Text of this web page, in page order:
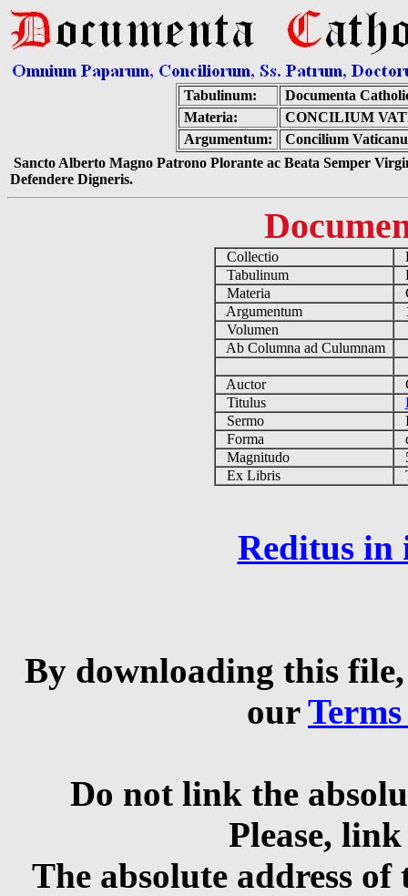
Tabulinum:
Documenta
Materia:
CONCILIUM
Argumentum:
Concilium
Sancto Alberto Magno Patrono Plorante ac Beata Semper
Defendere Digneris.
Collectio
Tabulinum
Materia
Argumentum
Volumen
Ab Columna ad Culumnam
Auctor
Titulus
Sermo
Forma
Magnitudo
Ex Libris
Reditus in
By downloading this
our
Do not link the
Please,
The absolute address